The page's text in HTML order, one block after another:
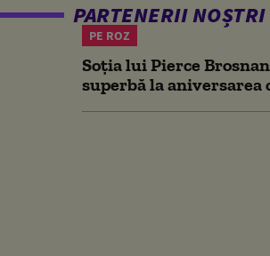
PARTENERII NOȘTRI
PE ROZ
Soția lui Pierce
superbă la aniversarea